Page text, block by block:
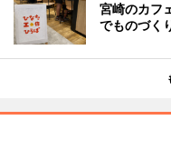
宮崎のカフ
でものづく